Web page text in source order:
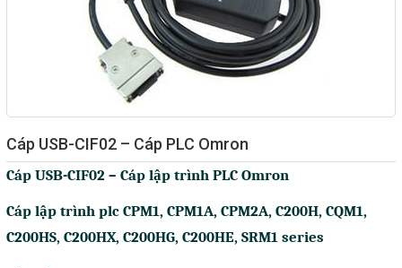
Cáp USB-CIF02 – Cáp PLC Omron
Cáp USB-CIF02 – Cáp lập trình PLC Omron
Cáp lập trình plc CPM1, CPM1A, CPM2A, C200H, CQM1,
C200HS, C200HX, C200HG, C200HE, SRM1 series
Giải pháp quản lý bằng mã
Bảng LED điện tử
Bảng Led hiển thị nhiệt độ
Đồng hồ thời gian thực
Máy dò kim loại